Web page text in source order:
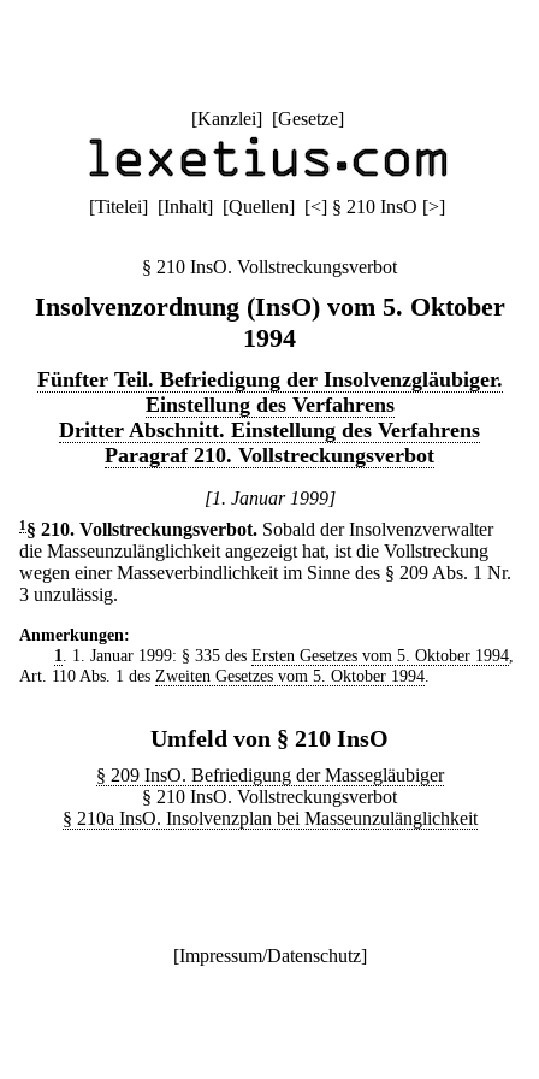
[Kanzlei] [Gesetze]
[Titelei] [Inhalt] [Quellen] [<] § 210 InsO [>]
§ 210 InsO. Vollstreckungsverbot
Insolvenzordnung (InsO) vom 5. Oktober
1994
Fünfter Teil. Befriedigung der Insolvenzgläubiger.
Einstellung des Verfahrens
Dritter Abschnitt. Einstellung des Verfahrens
Paragraf 210. Vollstreckungsverbot
[1. Januar 1999]
1 § 210. Vollstreckungsverbot. Sobald der Insolvenzverwalter
die Masseunzulänglichkeit angezeigt hat, ist die Vollstreckung
wegen einer Masseverbindlichkeit im Sinne des § 209 Abs. 1 Nr.
3 unzulässig.
Anmerkungen:
1
. 1. Januar 1999: § 335 des Ersten Gesetzes vom 5. Oktober 1994,
Art. 110 Abs. 1 des Zweiten Gesetzes vom 5. Oktober 1994
Umfeld von § 210 InsO
§ 209 InsO. Befriedigung der Massegläubiger
§ 210 InsO. Vollstreckungsverbot
§ 210a InsO. Insolvenzplan bei Masseunzulänglichkeit
[Impressum/Datenschutz]